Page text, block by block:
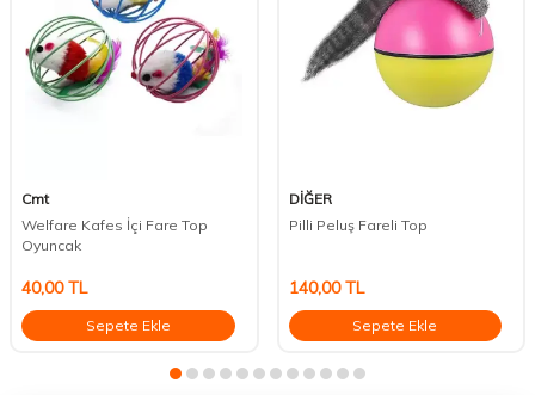
Cmt
Welfare Kafes İçi Fare Top
Oyuncak
40,00TL
Sepete Ekle
DİĞER
Pilli Peluş Fareli Top
140,00TL
Sepete Ekle